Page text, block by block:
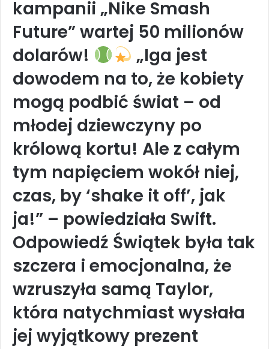
kampanii „Nike Smash
Future” wartej 50 milionów
dolarów!
„Iga jest
dowodem na to, że kobiety
mogą podbić świat – od
młodej dziewczyny po
królową kortu! Ale z całym
tym napięciem wokół niej,
czas, by ‘shake it off’, jak
ja!” – powiedziała Swift.
Odpowiedź Świątek była tak
szczera i emocjonalna, że
wzruszyła samą Taylor,
która natychmiast wysłała
jej wyjątkowy prezent